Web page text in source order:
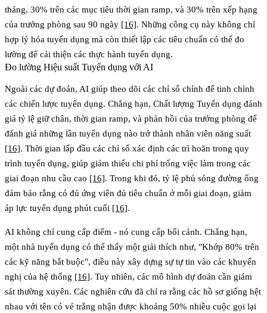
tháng, 30% trên các mục tiêu thời gian ramp, và 30% trên xếp hạng
của trưởng phòng sau 90 ngày [16]. Những công cụ này không chỉ
hợp lý hóa tuyển dụng mà còn thiết lập các tiêu chuẩn có thể đo
lường để cải thiện các thực hành tuyển dụng.
Đo lường Hiệu suất Tuyển dụng với AI
Ngoài các dự đoán, AI giúp theo dõi các chỉ số chính để tinh chỉnh
các chiến lược tuyển dụng. Chẳng hạn, Chất lượng Tuyển dụng đánh
giá tỷ lệ giữ chân, thời gian ramp, và phản hồi của trưởng phòng để
đánh giá những lần tuyển dụng nào trở thành nhân viên năng suất
[16]. Thời gian lấp đầu các chỉ số xác định các trì hoãn trong quy
trình tuyển dụng, giúp giảm thiểu chi phí trống việc làm trong các
giai đoạn nhu cầu cao [16]. Trong khi đó, tỷ lệ phủ sóng đường ống
đảm bảo rằng có đủ ứng viên đủ tiêu chuẩn ở mỗi giai đoạn, giảm
áp lực tuyển dụng phút cuối [16].
AI không chỉ cung cấp điểm - nó cung cấp bối cảnh. Chẳng hạn,
một nhà tuyển dụng có thể thấy một giải thích như, "Khớp 80% trên
các kỹ năng bắt buộc", điều này xây dựng sự tự tin vào các khuyến
nghị của hệ thống [16]. Tuy nhiên, các mô hình dự đoán cần giám
sát thường xuyên. Các nghiên cứu đã chỉ ra rằng các hồ sơ giống hệt
nhau với tên có vẻ trắng nhận được khoảng 50% nhiều cuộc gọi lại